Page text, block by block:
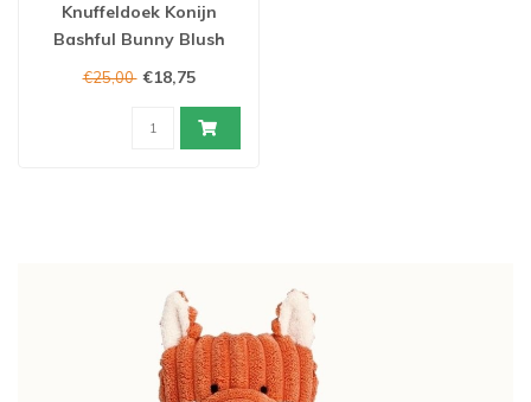
Knuffeldoek Konijn
Bashful Bunny Blush
€25,00 €18,75